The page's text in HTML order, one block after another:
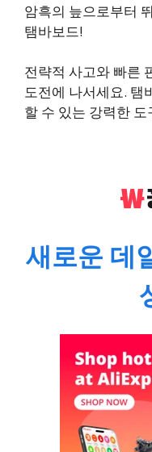
암흑의 늪으로부터
탬바보드!
전략적 사고와 빠른
도전에 나서세요. 탬
할 수 있는 강력한
새로운 데